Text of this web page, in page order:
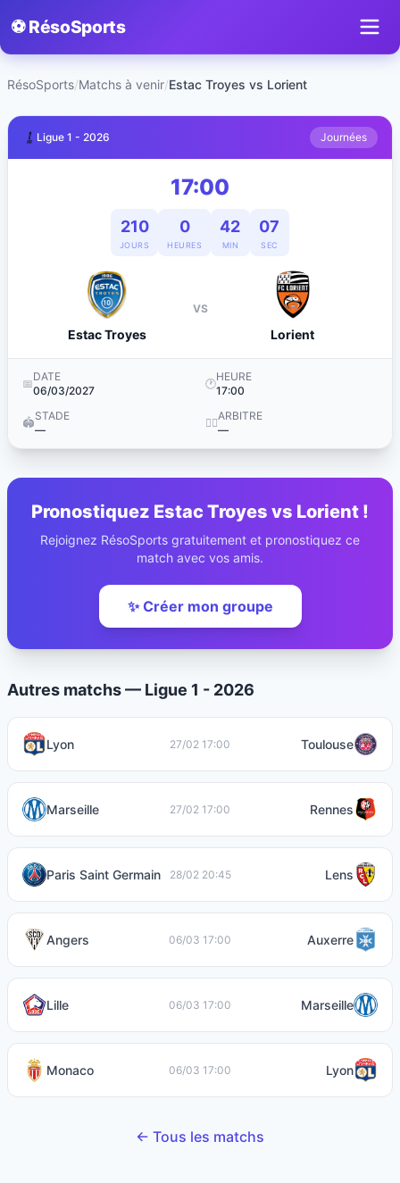
⚽ RésoSports
RésoSports/Matchs à venir/Estac Troyes vs Lorient
Ligue 1 - 2026 Journées
17:00
210
JOURS
0
HEURES
42
MIN
07
SEC
Estac Troyes
VS
Lorient
📅
DATE
06/03/2027
🕐
HEURE
17:00
🏟️
STADE
—
👨‍⚖️
ARBITRE
—
Pronostiquez Estac Troyes vs Lorient !
Rejoignez RésoSports gratuitement et pronostiquez ce
match avec vos amis.
✨ Créer mon groupe
Autres matchs — Ligue 1 - 2026
Lyon 27/02 17:00 Toulouse
Marseille 27/02 17:00 Rennes
Paris Saint Germain 28/02 20:45 Lens
Angers 06/03 17:00 Auxerre
Lille 06/03 17:00 Marseille
Monaco 06/03 17:00 Lyon
← Tous les matchs